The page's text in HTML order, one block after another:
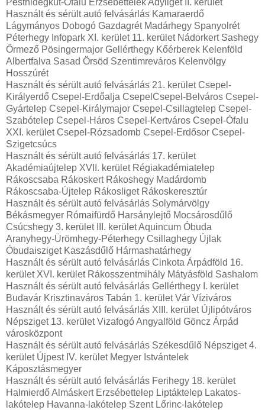
Használt és sérült autó felvásárlás Kamaraerdő
Lágymányos Dobogó Gazdagrét Madárhegy Spanyolrét
Péterhegy Infopark XI. kerület 11. kerület Nádorkert Sashegy
Őrmező Pösingermajor Gellérthegy Kőérberek Kelenföld
Albertfalva Sasad Örsöd Szentimreváros Kelenvölgy
Hosszúrét
Használt és sérült autó felvásárlás 21. kerület Csepel-
Királyerdő Csepel-Erdőalja CsepelCsepel-Belváros Csepel-
Gyártelep Csepel-Királymajor Csepel-Csillagtelep Csepel-
Szabótelep Csepel-Háros Csepel-Kertváros Csepel-Ófalu
XXI. kerület Csepel-Rózsadomb Csepel-Erdősor Csepel-
Szigetcsúcs
Használt és sérült autó felvásárlás 17. kerület
Akadémiaújtelep XVII. kerület Régiakadémiatelep
Rákoscsaba Rákoskert Rákoshegy Madárdomb
Rákoscsaba-Újtelep Rákosliget Rákoskeresztúr
Használt és sérült autó felvásárlás Solymárvölgy
Békásmegyer Rómaifürdő Harsánylejtő Mocsárosdűlő
Csúcshegy 3. kerület III. kerület Aquincum Óbuda
Aranyhegy-Ürömhegy-Péterhegy Csillaghegy Újlak
Óbudaisziget Kaszásdűlő Hármashatárhegy
Használt és sérült autó felvásárlás Cinkota Árpádföld 16.
kerület XVI. kerület Rákosszentmihály Mátyásföld Sashalom
Használt és sérült autó felvásárlás Gellérthegy I. kerület
Budavár Krisztinaváros Tabán 1. kerület Vár Víziváros
Használt és sérült autó felvásárlás XIII. kerület Újlipótváros
Népsziget 13. kerület Vizafogó Angyalföld Göncz Árpád
városközpont
Használt és sérült autó felvásárlás Székesdűlő Népsziget 4.
kerület Újpest IV. kerület Megyer Istvántelek
Káposztásmegyer
Használt és sérült autó felvásárlás Ferihegy 18. kerület
Halmierdő Almáskert Erzsébettelep Liptáktelep Lakatos-
lakótelep Havanna-lakótelep Szent Lőrinc-lakótelep